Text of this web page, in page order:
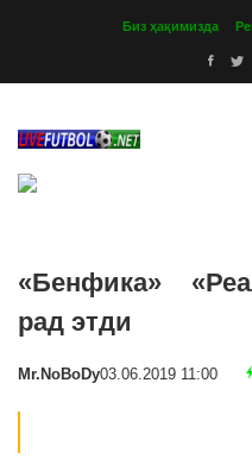
Биз ҳақимизда
«Бенфика»
рад этди
Mr.NoBoDy03.06.2019 11:00